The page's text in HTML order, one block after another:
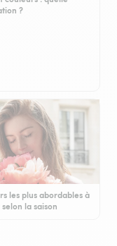
?
les plus abordables à
la saison